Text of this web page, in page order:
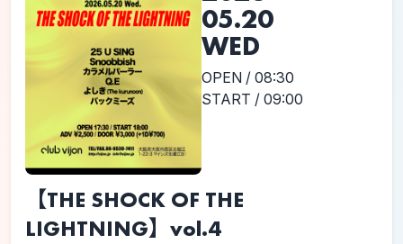
05.20
WED
OPEN / 08:30
START / 09:00
【THE SHOCK OF THE
LIGHTNING】vol.4